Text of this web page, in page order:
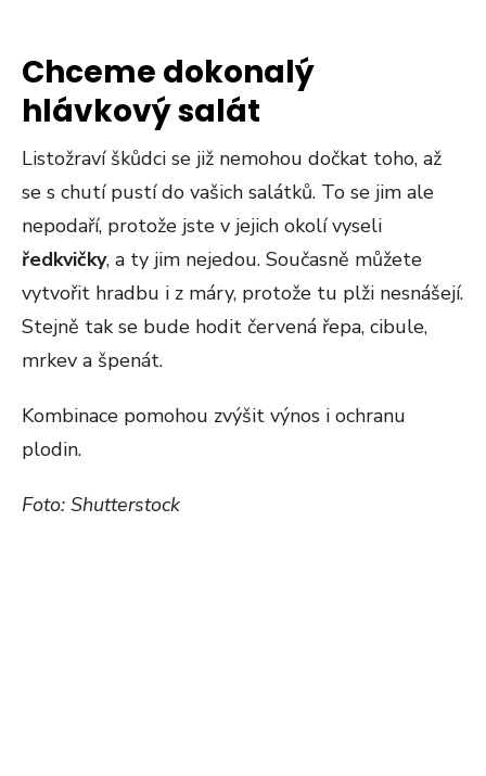
Chceme dokonalý
hlávkový salát
Listožraví škůdci se již nemohou dočkat toho, až
se s chutí pustí do vašich salátků. To se jim ale
nepodaří, protože jste v jejich okolí vyseli
ředkvičky, a ty jim nejedou. Současně můžete
vytvořit hradbu i z máry, protože tu plži nesnášejí.
Stejně tak se bude hodit červená řepa, cibule,
mrkev a špenát.
Kombinace pomohou zvýšit výnos i ochranu
plodin.
Foto: Shutterstock